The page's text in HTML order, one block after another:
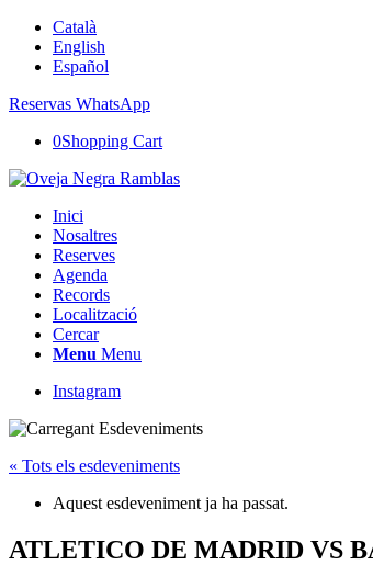
Català
English
Español
Reservas WhatsApp
0Shopping Cart
Inici
Nosaltres
Reserves
Agenda
Records
Localització
Cercar
Menu Menu
Instagram
« Tots els esdeveniments
Aquest esdeveniment ja ha passat.
ATLETICO DE MADRID VS